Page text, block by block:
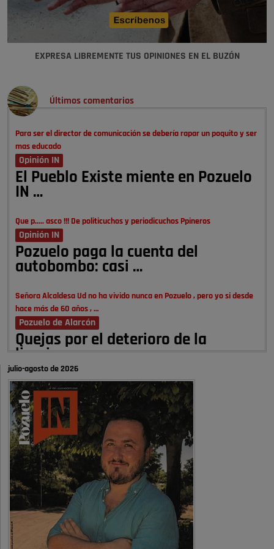
EXPRESA LIBREMENTE TUS OPINIONES EN EL BUZÓN
Últimos comentarios
Para ser el director de comunicación se debería rapar un poquito y ser
mas educado
Opinión IN
El Pueblo Existe miente en Pozuelo
IN …
Que p..... asco !!! De politicuchos y periodicuchos Ppineros
Opinión IN
Pozuelo paga la cuenta del
autobombo: casi …
Señora Alcaldesa Ud no ha vivido nunca en Pozuelo , pero yo si desde
hace más de 60 años , …
Pozuelo de Alarcón
Quejas por el deterioro de la
limpieza …
A ver si es posible que haya vivienda para familias con hijos y no
solamente jóvenes que no es tan …
Pozuelo de Alarcón
Pozuelo desbloquea
definitivamente Huerta Grande: las
obras …
Donde pueden inscribirse las personas empadronados en Pozuelo para
la vivienda asequible .
Pozuelo de Alarcón
Pozuelo desbloquea
definitivamente Huerta Grande: las
julio-agosto de 2026